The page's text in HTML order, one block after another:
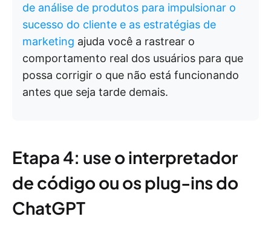
de análise de produtos para impulsionar o
sucesso do cliente e as estratégias de
marketing ajuda você a rastrear o
comportamento real dos usuários para que
possa corrigir o que não está funcionando
antes que seja tarde demais.
Etapa 4: use o interpretador
de código ou os plug-ins do
ChatGPT